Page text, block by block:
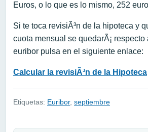
Euros, o lo que es lo mismo, 252
Si te toca revisiÃ³n de la hipoteca y
cuota mensual se quedarÃ¡ respecto
euribor pulsa en el siguiente enlace:
Calcular la revisiÃ³n de la Hipoteca
Etiquetas: Euribor, septiembre
Navegación de